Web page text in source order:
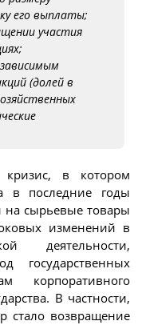
его выплаты;
участия
(долей в
кризис, в котором
в последние годы
на сырьевые товары
изменений в
деятельности,
государственных
корпоративного
В частности,
стало возвращение